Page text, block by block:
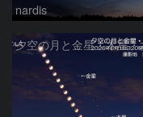
nardis